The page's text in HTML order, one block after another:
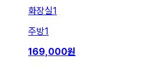
화장실1
주방1
169,000원